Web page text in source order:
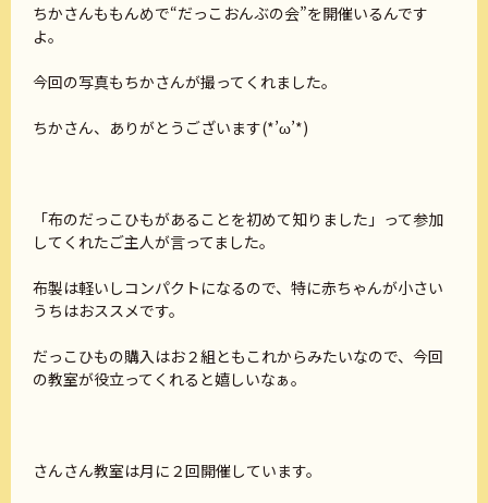
ちかさんももんめで“だっこおんぶの会”を開催いるんです
よ。
今回の写真もちかさんが撮ってくれました。
ちかさん、ありがとうございます(*’ω’*)
「布のだっこひもがあることを初めて知りました」って参加
してくれたご主人が言ってました。
布製は軽いしコンパクトになるので、特に赤ちゃんが小さい
うちはおススメです。
だっこひもの購入はお２組ともこれからみたいなので、今回
の教室が役立ってくれると嬉しいなぁ。
さんさん教室は月に２回開催しています。